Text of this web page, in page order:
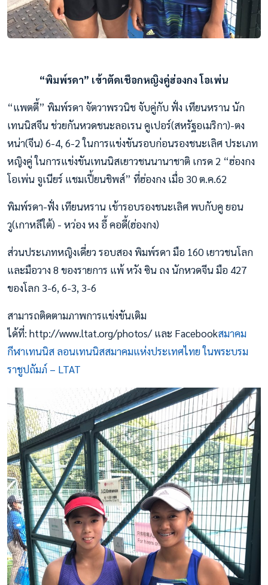
“พิมพ์รดา” เข้าตัดเชือกหญิงคู่ฮ่องกง โอเพ่น
“แพตตี้” พิมพ์รดา จัตวาพรวนิช จับคู่กับ ฟั่ง เทียนหราน นัก
เทนนิสจีน ช่วยกันหวดชนะลอเรน คูเปอร์(สหรัฐอเมริกา)-ตง
หน่า(จีน) 6-4, 6-2 ในการแข่งขันรอบก่อนรองชนะเลิศ ประเภท
หญิงคู่ ในการแข่งขันเทนนิสเยาวชนนานาชาติ เกรด 2 “ฮ่องกง
โอเพ่น จูเนียร์ แชมเปี้ยนชิพส์” ที่ฮ่องกง เมื่อ 30 ต.ค.62
พิมพ์รดา-ฟั่ง เทียนหราน เข้ารอบรองชนะเลิศ พบกับคู ยอน
วู(เกาหลีใต้) - หว่อง หง อี้ คอดี้(ฮ่องกง)
ส่วนประเภทหญิงเดี่ยว รอบสอง พิมพ์รดา มือ 160 เยาวชนโลก
และมือวาง 8 ของรายการ แพ้ หวัง ซิน ถง นักหวดจีน มือ 427
ของโลก 3-6, 6-3, 3-6
สามารถติดตามภาพการแข่งขันเติม
ได้ที่: http://www.ltat.org/photos/ และ Facebookสมาคม
กีฬาเทนนิส ลอนเทนนิสสมาคมแห่งประเทศไทย ในพระบรม
ราชูปถัมภ์ – LTAT